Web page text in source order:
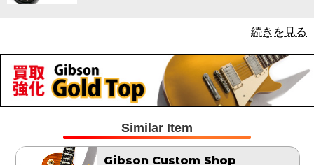
続きを見る
Similar Item
Gibson Custom Shop